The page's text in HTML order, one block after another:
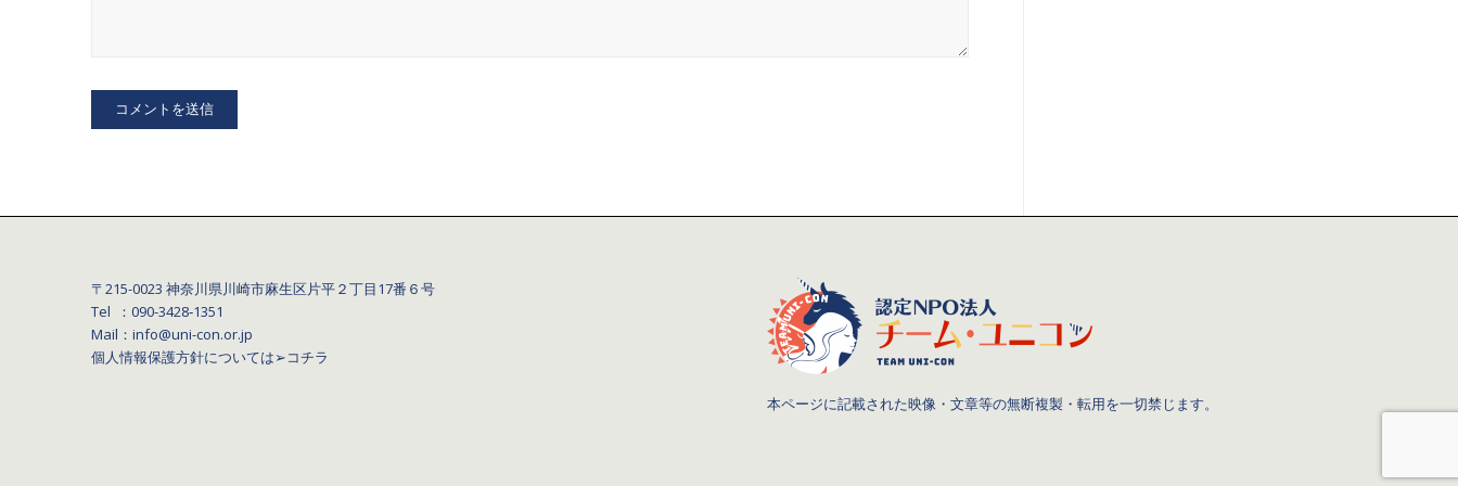
〒215-0023 神奈川県川崎市麻生区片平２丁目17番６号
Tel ：090-3428‐1351
Mail：info@uni-con.or.jp
個人情報保護方針については➢コチラ
本ページに記載された映像・文章等の無断複製・転用を一切禁じます。